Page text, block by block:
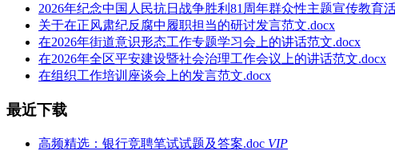
2026年纪念中国人民抗日战争胜利81周年群众性主题宣传教育
关于在正风肃纪反腐中履职担当的研讨发言范文.docx
在2026年街道意识形态工作专题学习会上的讲话范文.docx
在2026年全区平安建设暨社会治理工作会议上的讲话范文.docx
在组织工作培训座谈会上的发言范文.docx
最近下载
高频精选：银行竞聘笔试试题及答案.doc VIP